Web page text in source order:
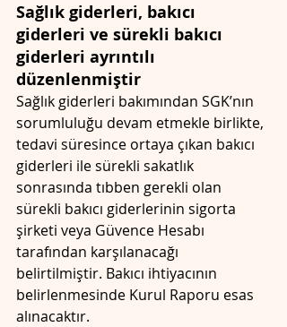
Sağlık giderleri, bakıcı
giderleri ve sürekli bakıcı
giderleri ayrıntılı
düzenlenmiştir
Sağlık giderleri bakımından SGK’nın
sorumluluğu devam etmekle birlikte,
tedavi süresince ortaya çıkan bakıcı
giderleri ile sürekli sakatlık
sonrasında tıbben gerekli olan
sürekli bakıcı giderlerinin sigorta
şirketi veya Güvence Hesabı
tarafından karşılanacağı
belirtilmiştir. Bakıcı ihtiyacının
belirlenmesinde Kurul Raporu esas
alınacaktır.